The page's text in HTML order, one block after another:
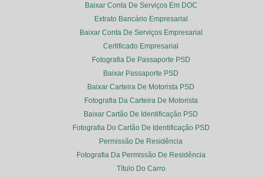
Baixar Conta De Serviços Em DOC
Extrato Bancário Empresarial
Baixar Conta De Serviços Empresarial
Certificado Empresarial
Fotografia De Passaporte PSD
Baixar Passaporte PSD
Baixar Carteira De Motorista PSD
Fotografia Da Carteira De Motorista
Baixar Cartão De Identificação PSD
Fotografia Do Cartão De Identificação PSD
Permissão De Residência
Fotografia Da Permissão De Residência
Título Do Carro